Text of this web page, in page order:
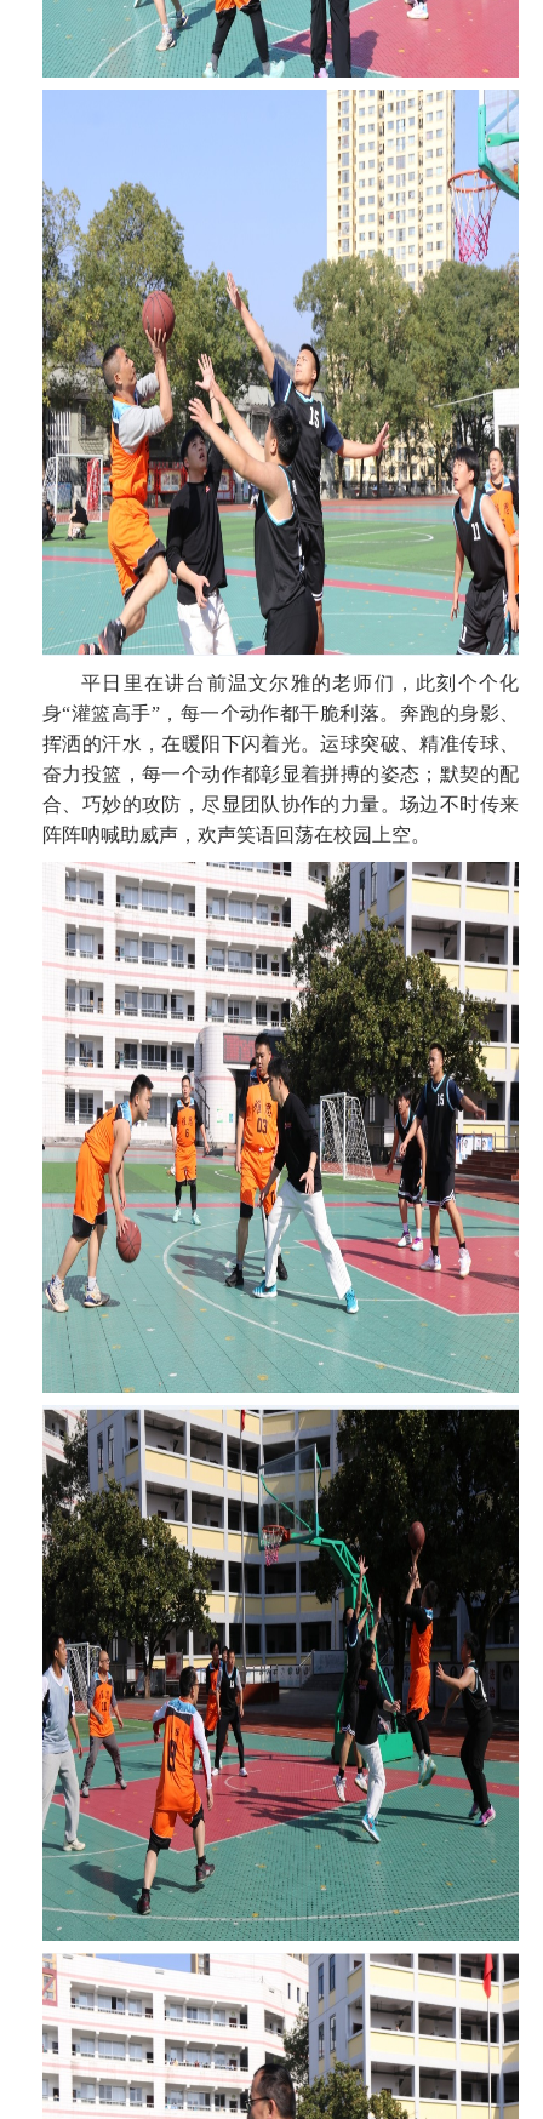
平日里在讲台前温文尔雅的老师们，此刻个个化
身“灌篮高手”，每一个动作都干脆利落。奔跑的身影、
挥洒的汗水，在暖阳下闪着光。运球突破、精准传球、
奋力投篮，每一个动作都彰显着拼搏的姿态；默契的配
合、巧妙的攻防，尽显团队协作的力量。场边不时传来
阵阵呐喊助威声，欢声笑语回荡在校园上空。